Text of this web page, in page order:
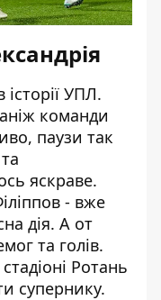
УПЛ.
команди
паузи так
яскраве.
- вже
дія. А от
та голів.
Ротань
супернику.